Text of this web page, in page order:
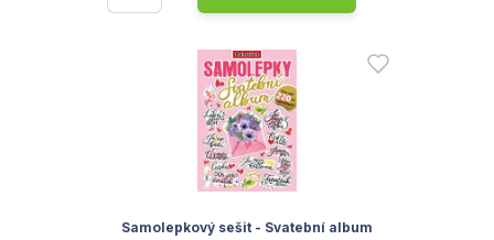
Samolepkový sešit - Svatební album